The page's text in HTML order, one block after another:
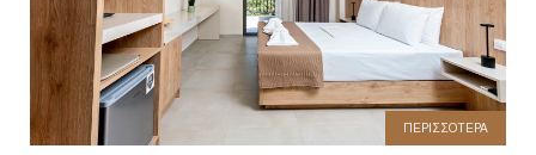
ΠΕΡΙΣΣΟΤΕΡΑ